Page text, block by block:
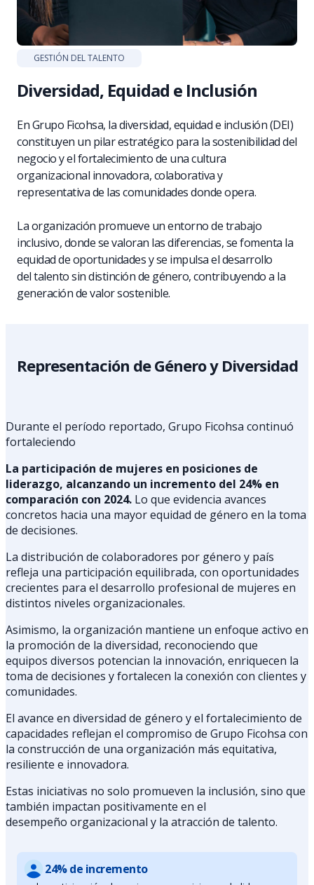
GESTIÓN DEL TALENTO
Diversidad, Equidad e Inclusión
En Grupo Ficohsa, la diversidad, equidad e inclusión (DEI)
constituyen un pilar estratégico para la sostenibilidad del
negocio y el fortalecimiento de una cultura
organizacional innovadora, colaborativa y
representativa de las comunidades donde opera.
La organización promueve un entorno de trabajo
inclusivo, donde se valoran las diferencias, se fomenta la
equidad de oportunidades y se impulsa el desarrollo
del talento sin distinción de género, contribuyendo a la
generación de valor sostenible.
Representación de Género y Diversidad
Durante el período reportado, Grupo Ficohsa continuó
fortaleciendo
La participación de mujeres en posiciones de
liderazgo, alcanzando un incremento del 24% en
comparación con 2024. Lo que evidencia avances
concretos hacia una mayor equidad de género en la toma
de decisiones.
La distribución de colaboradores por género y país
refleja una participación equilibrada, con oportunidades
crecientes para el desarrollo profesional de mujeres en
distintos niveles organizacionales.
Asimismo, la organización mantiene un enfoque activo en
la promoción de la diversidad, reconociendo que
equipos diversos potencian la innovación, enriquecen la
toma de decisiones y fortalecen la conexión con clientes y
comunidades.
El avance en diversidad de género y el fortalecimiento de
capacidades reflejan el compromiso de Grupo Ficohsa con
la construcción de una organización más equitativa,
resiliente e innovadora.
Estas iniciativas no solo promueven la inclusión, sino que
también impactan positivamente en el
desempeño organizacional y la atracción de talento.
24% de incremento